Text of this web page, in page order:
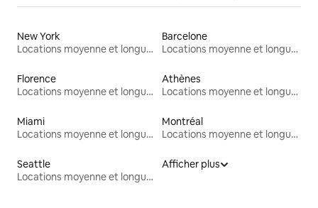
New York
Locations moyenne et longue durée
Barcelone
Locations moyenne et longue durée
Florence
Locations moyenne et longue durée
Athènes
Locations moyenne et longue durée
Miami
Locations moyenne et longue durée
Montréal
Locations moyenne et longue durée
Seattle
Locations moyenne et longue durée
Afficher plus